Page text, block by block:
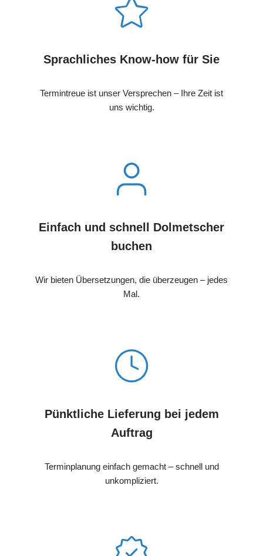
Sprachliches Know-how für Sie
Termintreue ist unser Versprechen – Ihre Zeit ist
uns wichtig.
Einfach und schnell Dolmetscher
buchen
Wir bieten Übersetzungen, die überzeugen – jedes
Mal.
Pünktliche Lieferung bei jedem
Auftrag
Terminplanung einfach gemacht – schnell und
unkompliziert.